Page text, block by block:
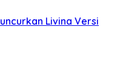
Livina Versi